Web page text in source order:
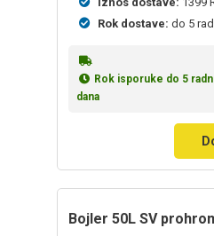
Rok dostave: do 5
Rok isporuke do 5
dana
bojler 50L SV